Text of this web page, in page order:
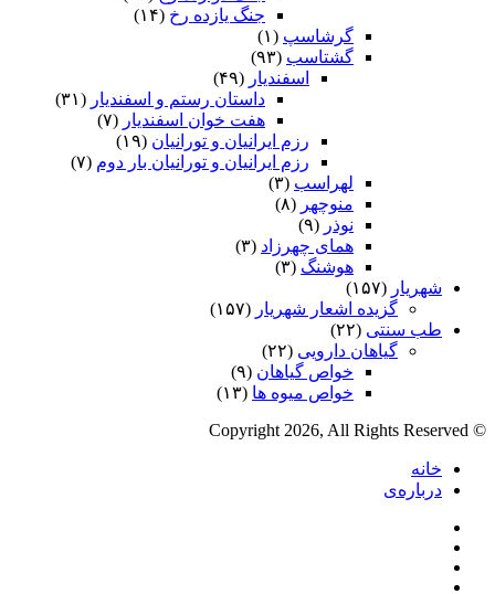
جنگ یازده رخ (۱۴)
گرشاسپ (۱)
گشتاسب (۹۳)
اسفندیار (۴۹)
داستان رستم و اسفندیار (۳۱)
هفت خوان اسفندیار (۷)
رزم ایرانیان و تورانیان (۱۹)
رزم ایرانیان و تورانیان بار دوم (۷)
لهراسب (۳)
منوچهر (۸)
نوذر (۹)
هماى چهرزاد (۳)
هوشنگ (۳)
شهریار (۱۵۷)
گزیده اشعار شهریار (۱۵۷)
طب سنتی (۲۲)
گیاهان دارویی (۲۲)
خواص گیاهان (۹)
خواص میوه ها (۱۳)
© Copyright 2026, All Rights Reserved
خانه
درباره‌ی